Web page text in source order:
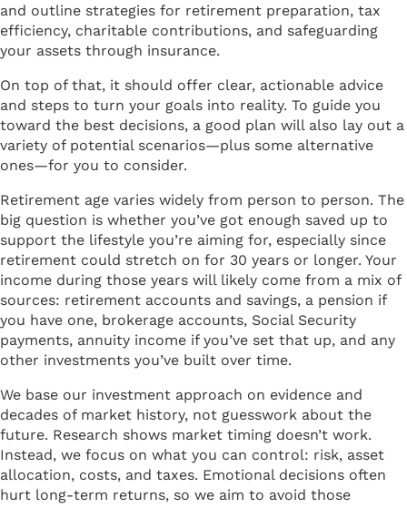
and outline strategies for retirement preparation, tax
efficiency, charitable contributions, and safeguarding
your assets through insurance.
On top of that, it should offer clear, actionable advice
and steps to turn your goals into reality. To guide you
toward the best decisions, a good plan will also lay out a
variety of potential scenarios—plus some alternative
ones—for you to consider.
Retirement age varies widely from person to person. The
big question is whether you’ve got enough saved up to
support the lifestyle you’re aiming for, especially since
retirement could stretch on for 30 years or longer. Your
income during those years will likely come from a mix of
sources: retirement accounts and savings, a pension if
you have one, brokerage accounts, Social Security
payments, annuity income if you’ve set that up, and any
other investments you’ve built over time.
We base our investment approach on evidence and
decades of market history, not guesswork about the
future. Research shows market timing doesn’t work.
Instead, we focus on what you can control: risk, asset
allocation, costs, and taxes. Emotional decisions often
hurt long-term returns, so we aim to avoid those